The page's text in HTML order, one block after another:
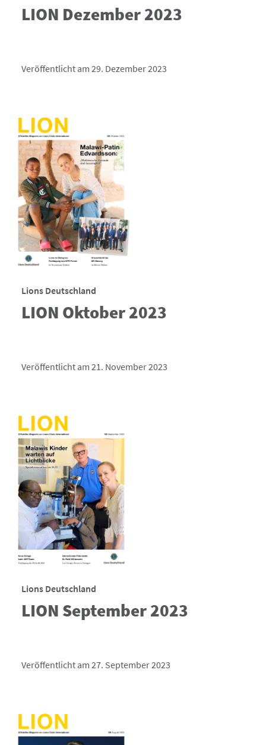
LION Dezember 2023
Veröffentlicht am 29. Dezember 2023
Lions Deutschland
LION Oktober 2023
Veröffentlicht am 21. November 2023
Lions Deutschland
LION September 2023
Veröffentlicht am 27. September 2023